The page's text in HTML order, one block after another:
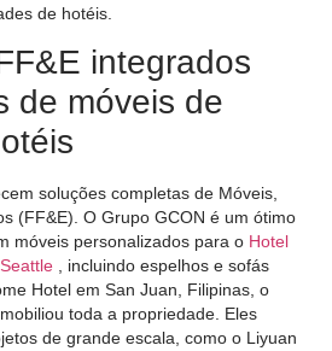
de hotéis.
integrados
de móveis de
soluções completas de Móveis,
(FF&E). O Grupo GCON é um ótimo
móveis personalizados para o Hotel
, incluindo espelhos e sofás
Hotel em San Juan, Filipinas, o
toda a propriedade. Eles
de grande escala, como o Liyuan